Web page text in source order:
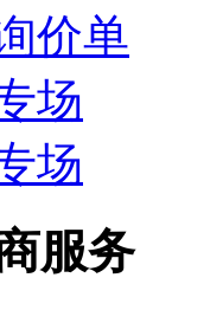
价单
场
场
服务